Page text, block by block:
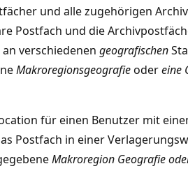
und alle zugehörigen
Postfach und die
verschiedenen geografischen
Makroregionsgeografieodereine
für einen Benutzer mit
Postfach in einer
Makroregion Geografie